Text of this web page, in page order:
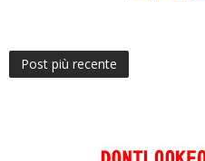
Post più recente